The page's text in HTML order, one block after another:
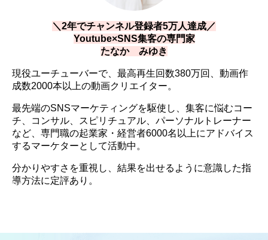
＼2年でチャンネル登録者5万人達成／
Youtube×SNS集客の専門家
たなか みゆき
現役ユーチューバーで、最高再生回数380万回、動画作
成数2000本以上の動画クリエイター。
最先端のSNSマーケティングを駆使し、集客に悩むコー
チ、コンサル、スピリチュアル、パーソナルトレーナー
など、専門職の起業家・経営者6000名以上にアドバイス
するマーケターとして活動中。
分かりやすさを重視し、結果を出せるように意識した指
導方法に定評あり。